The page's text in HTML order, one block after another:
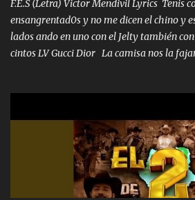
F.E.S (Letra) Victor Mendivil Lyrics Tenis
ensangrentad0s y no me dicen el chino y
lados ando en uno con el Jelty también
cintos LV Gucci Dior La camisa nos la
estándares 110 mil records de pistas no
verme en las revistas Ya pasé Italia
Francia ropa de 100.000 bolas Louis
repleta de presidentes la bolsa estoy en mi
cuenta chequeen gráficas del kitch